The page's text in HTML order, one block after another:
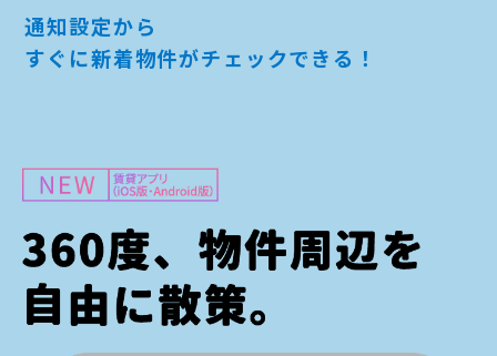
通知設定から
すぐに新着物件がチェックできる！